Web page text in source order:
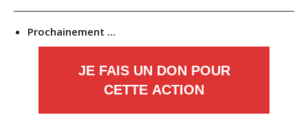
Prochainement …
JE FAIS UN DON POUR
CETTE ACTION